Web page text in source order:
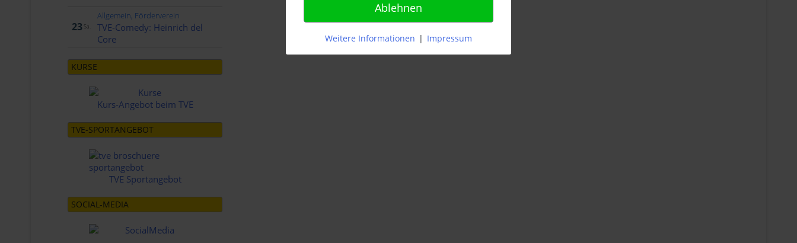
23 Sa.
Allgemein, Förderverein
TVE-Comedy: Heinrich del
Core
KURSE
Kurs-Angebot beim TVE
TVE-SPORTANGEBOT
TVE Sportangebot
SOCIAL-MEDIA
Ablehnen
Weitere Informationen | Impressum